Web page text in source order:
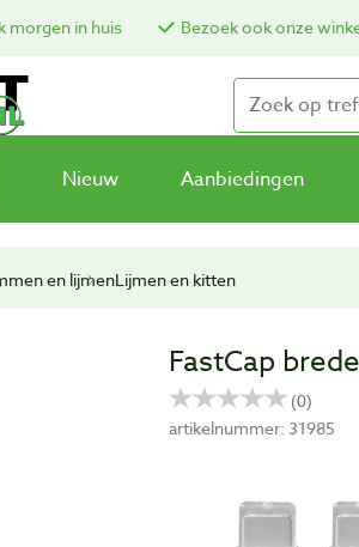
morgen in huis Bezoek ook onze
Nieuw Aanbiedingen
en lijmenLijmen en kitten
FastCap
artikelnummer: 31985